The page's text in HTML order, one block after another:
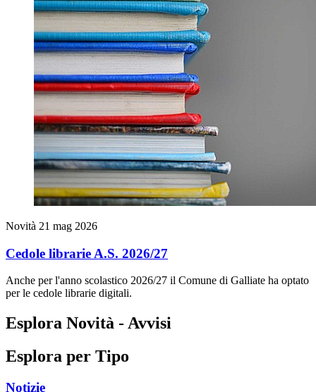
Novità 21 mag 2026
Cedole librarie A.S. 2026/27
Anche per l'anno scolastico 2026/27 il Comune di Galliate ha optato
per le cedole librarie digitali.
Esplora Novità - Avvisi
Esplora per Tipo
Notizie